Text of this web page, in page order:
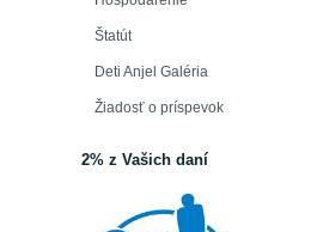
Štatút
Deti Anjel Galéria
Žiadosť o príspevok
2% z Vašich daní